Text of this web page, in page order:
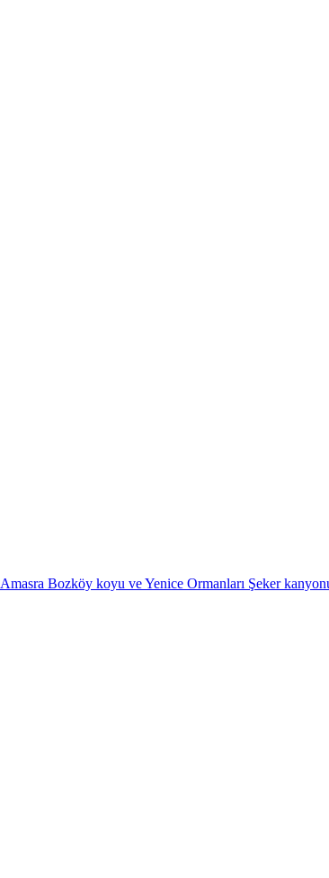
Amasra Bozköy koyu ve Yenice Ormanları Şeker